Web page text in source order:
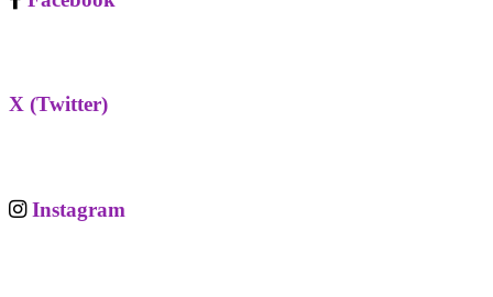
X (Twitter)
Instagram